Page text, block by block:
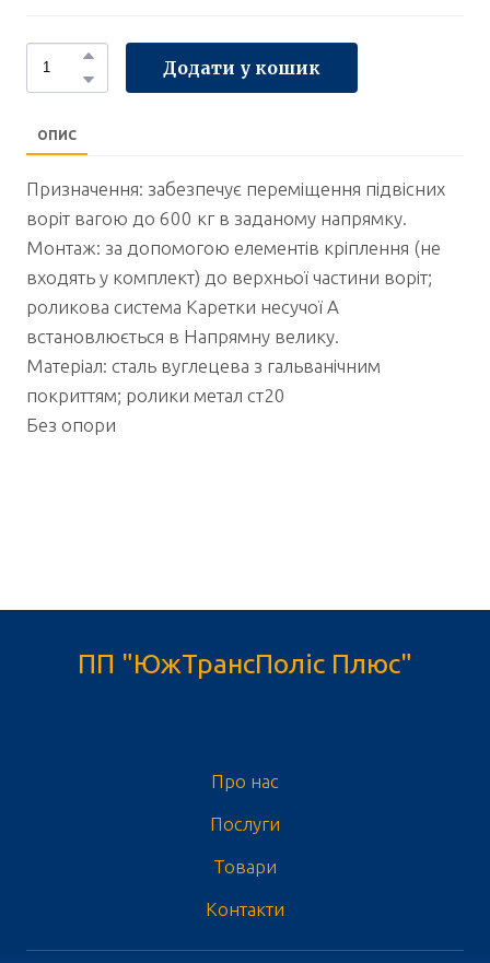
Додати у кошик
ОПИС
Призначення: забезпечує переміщення підвісних
воріт вагою до 600 кг в заданому напрямку.
Монтаж: за допомогою елементів кріплення (не
входять у комплект) до верхньої частини воріт;
роликова система Каретки несучої А
встановлюється в Напрямну велику.
Матеріал: сталь вуглецева з гальванічним
покриттям; ролики метал ст20
Без опори
ПП "ЮжТрансПоліс Плюс"
Про нас
Послуги
Товари
Контакти